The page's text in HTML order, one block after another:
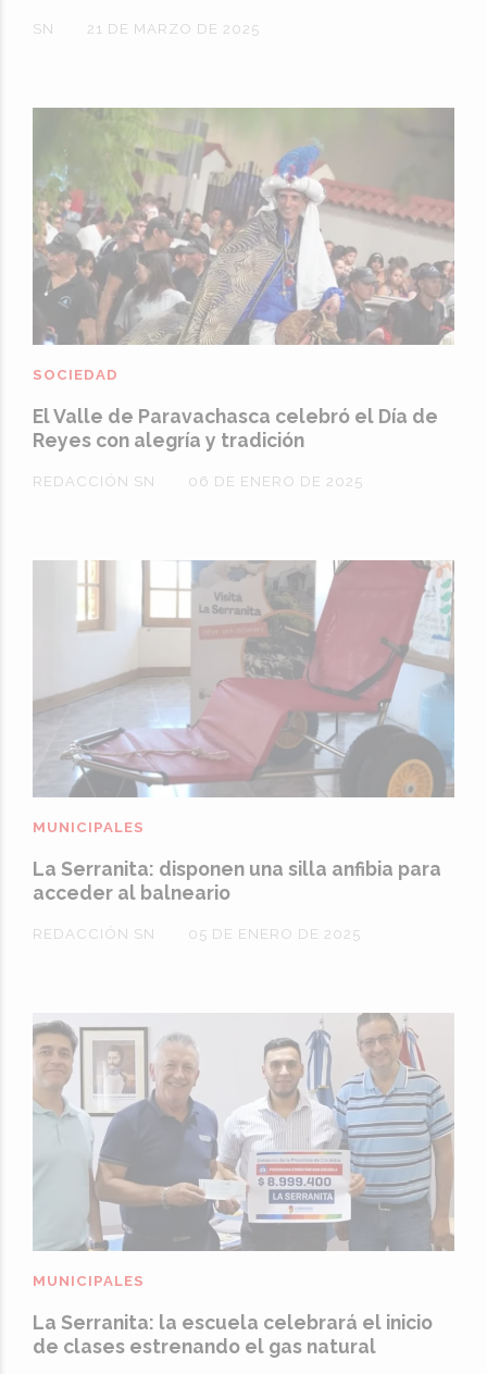
SN 21 DE MARZO DE 2025
El Valle de Paravachasca celebró el Día de
Reyes con alegría y tradición
REDACCIÓN SN
SOCIEDAD
06 DE ENERO DE 2025
La Serranita: disponen una silla anfibia para
acceder al balneario
REDACCIÓN SN
MUNICIPALES
05 DE ENERO DE 2025
La Serranita: la escuela celebrará el inicio
de clases estrenando el gas natural
MUNICIPALES